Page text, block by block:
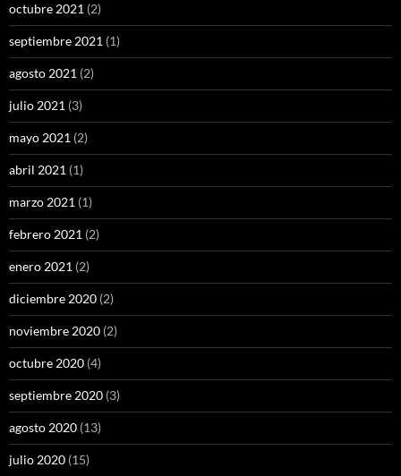
octubre 2021 (2)
septiembre 2021 (1)
agosto 2021 (2)
julio 2021 (3)
mayo 2021 (2)
abril 2021 (1)
marzo 2021 (1)
febrero 2021 (2)
enero 2021 (2)
diciembre 2020 (2)
noviembre 2020 (2)
octubre 2020 (4)
septiembre 2020 (3)
agosto 2020 (13)
julio 2020 (15)